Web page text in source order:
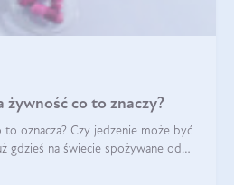
co to znaczy?
oznacza? Czy jedzenie może być
gdzieś na świecie spożywane od